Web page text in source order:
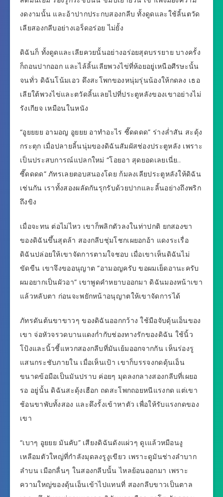
งดงามนั้น และอ้าปากประกบสองกลีบ ทั้งดูดและใช้ลิ้นตวัด
เลียสองกลีบอย่างเอร็ดอร่อย ไม่ยั้ง
ดิฉันก็ ทั้งดูดและเลียควยนั้นอย่างอร่อยสุดบรรยาย บางครั้ง
ก็ถอนปากออก และไล้ลิ้นเลียพวงไข่ที่ห้อยอยู่เหนือศีรษะนั้น
จนทั่ว ดิฉันโน้มเอว ดึงสะโพกของหนุ่มรุ่นน้องให้กดลง เธอ
เลียใต้พวงไข่และตวัดลิ้นเลยไปที่ประตูหลังของเขาอย่างไม่
รังเกียจ เหมือนในหนัง
“อูยยยย อามอญ อูยยย อาทำอะไร ซี๊ดดดด” ร่างล่ำสัน สะดุ้ง
กระตุก เมื่อปลายลิ้นนุ่มของดิฉันสัมผัสช่องประตูหลัง เพราะ
เป็นประสบการณ์แปลกใหม่ “โอยอา สุดยอดเลยเนี่ย..
ซี๊ดดดด” ภัทรเลยตอบสนองโดย ก้มลงเลียประตูหลังให้ดิฉัน
เช่นกัน เราทั้งสองผลัดกันรุกรับด้วยปากและลิ้นอย่างถึงพริก
ถึงขิง
เมื่อจะทน ต่อไม่ไหว เขาก็พลิกตัวลงในท่าปกติ ยกสองขา
ของดิฉันขึ้นสุดล้า สองกลีบชุ่มโชกเผยอกอ้า แดงระเรื่อ
ดิฉันปล่อยให้เขาจัดการตามใจชอบ เมื่อเขาเห็นดิฉันไม่
ขัดขืน เขาจึงขออนุญาต “อามอญครับ ขอผมเย็ดอานะครับ
ผมอยากเป็นผัวอา” เขาพูดคำหยาบออกมา ดิฉันมองหน้าเขา
แล้วหลับตา ก่อนจะพยักหน้าอนุญาตให้เขาจัดการได้
ภัทรดันต้นขาขาวๆ ของดิฉันออกกว้าง ใช้มือจับดุ้นเอ็นของ
เขา จ่อหัวจรวดบานแดงก่ำกับช่องทางรักของดิฉัน ใช้นิ้ว
โป้งและนิ้วชี้แหวกสองกลีบที่มันเย้มออกจากกัน เห็นร่องรู
แสนกระชับภายใน เมื่อเห็นเป้า เขาก็บรรจงกดดุ้นเอ็น
ขนาดข้อมือเป็นมันปราบ ค่อยๆ มุดลงกลางสองกลีบที่เผยอ
รอ อยู่นั้น ดิฉันสะดุ้งเฮือก ถดสะโพกถอยหนีแรงกด แต่เขา
ช้อนขาพับทั้งสอง และดึงรั้งเข้าหาตัว เพื่อให้รับแรงกดของ
เขา
“เบาๆ อูยยย มันคับ” เสียงดิฉันดังแผ่วๆ ดูเแล้วหมือนงู
เหลือมตัวใหญ่ที่กำลังมุดลงรูงูเขียว เพราะดูมันช่างลำบาก
ลำบน เมือกลื่นๆ ในสองกลีบนั้น ไหลย้อนออกมา เพราะ
ความใหญ่ของดุ้นเอ็นเข้าไปแทนที่ สองกลีบขาวเป็นตาล